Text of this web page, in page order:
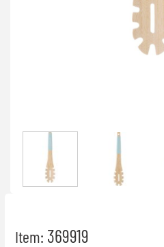
Item: 369919